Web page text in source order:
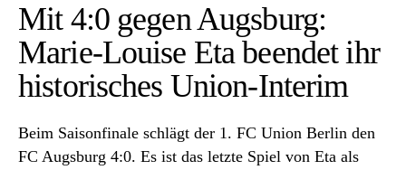
Mit 4:0 gegen Augsburg:
Marie-Louise Eta beendet ihr
historisches Union-Interim
Beim Saisonfinale schlägt der 1. FC Union Berlin den
FC Augsburg 4:0. Es ist das letzte Spiel von Eta als